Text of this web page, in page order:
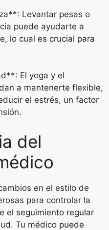
Levantar pesas o
puede ayudarte a
lo cual es crucial para
El yoga y el
a mantenerte flexible,
el estrés, un factor
del
en el estilo de
para controlar la
el seguimiento regular
Tu médico puede